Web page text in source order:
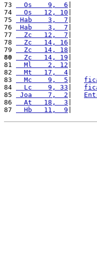
73
  Os    9,  6
74
  Os   12, 10
75
Hab    3,  7 |
76
Hab    3,  7
77
  Zc   12,  7
78
  Zc   14, 16
|
79
  Zc   14, 18
|
80
  Zc   14, 19
|
81
  Ml    2, 12
|
82
  Mt   17,  4
83
  Mc    9,  5
84
  Lc    9, 33
85
Joa    7,  2
86
  At   18,  3
87
  Hb   11,  9